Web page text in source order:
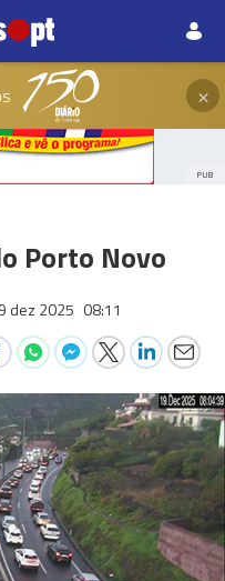
×
PUB
Porto Novo
dez 2025 08:11